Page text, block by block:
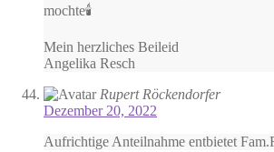
mochte🕯️
Mein herzliches Beileid
Angelika Resch
Rupert Röckendorfer
Dezember 20, 2022
Aufrichtige Anteilnahme entbietet